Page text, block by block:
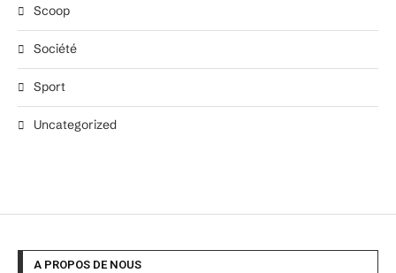
Scoop
Société
Sport
Uncategorized
A PROPOS DE NOUS